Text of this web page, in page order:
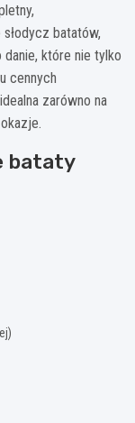
batatów,
danie, które nie tylko
cennych
zarówno na
bataty